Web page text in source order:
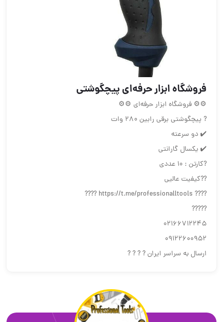
فروشگاه ابزار حرفه‌ای پیچگوشتی
⚙⚙ فروشگاه ابزار حرفه‌ای ⚙⚙
? پیچگوشتی برقی رابین ۲۸۰ وات
✔️ دو سرعته
✔️ یکسال گارانتی
?کارتن : ۱۰ عددی
??کیفیت عالیی
???? https://t.me/professionalltools ????
?????
02166712245
09122600952
ارسال به سراسر ایران ? ? ? ?